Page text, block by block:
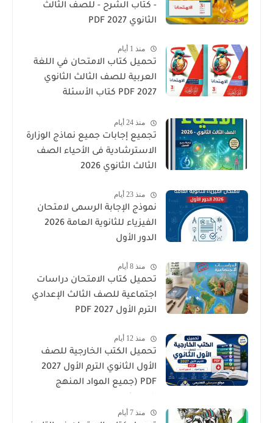
- كتاب الشرح - للصف الثالث
الثانوي 2027 PDF
منذ 1 أيام
تحميل كتاب الامتحان في اللغة
العربية للصف الثالث الثانوي
2027 PDF كتاب الأسئلة
منذ 24 أيام
تجميع إجابات جميع نماذج الوزارة
الاسترشادية فى الأحياء الصف
الثالث الثانوي 2026
منذ 23 أيام
نموذج الإجابة الرسمى لامتحان
الفيزياء للثانوية العامة 2026
الدور الأول
منذ 8 أيام
تحميل كتاب الامتحان دراسات
اجتماعية للصف الثالث الإعدادي
الترم الأول 2027 PDF
منذ 12 أيام
تحميل الكتب الخارجية للصف
الأول الثانوي الترم الأول 2027
PDF (جميع المواد المنهج
منذ 7 أيام